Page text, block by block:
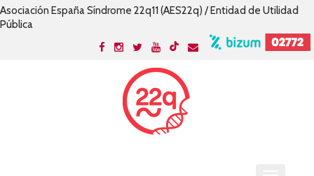
Asociación España Síndrome 22q11 (AES22q) / Entidad de Utilidad
Pública